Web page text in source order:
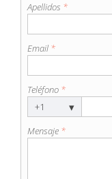
Apellidos *
Email *
Teléfono *
+1
▾
Mensaje *